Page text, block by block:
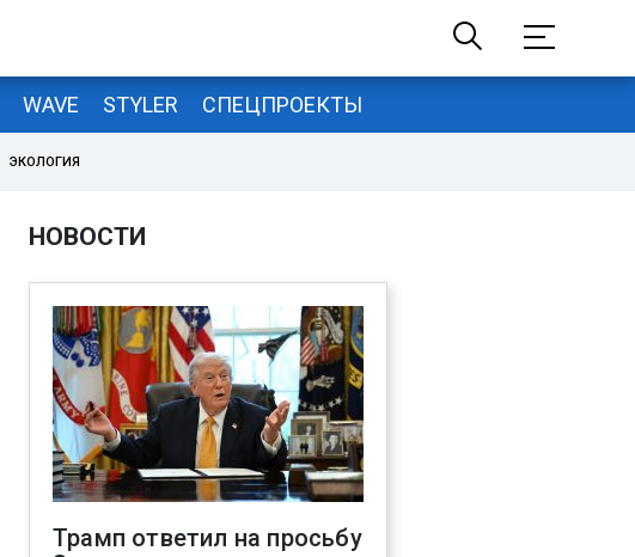
WAVE STYLER СПЕЦПРОЕКТЫ
ЭКОЛОГИЯ
НОВОСТИ
Трамп ответил на просьбу